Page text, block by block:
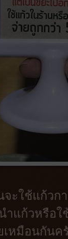
จะใช้แก้ว
ำแก้วหรือ
เหมือนกันค